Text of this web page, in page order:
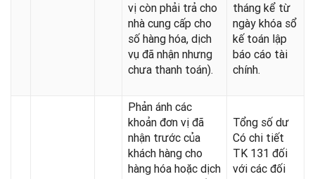
vị còn phải trả cho
nhà cung cấp cho
số hàng hóa, dịch
vụ đã nhận nhưng
chưa thanh toán).
tháng kể từ
ngày khóa sổ
kế toán lập
báo cáo tài
chính.
Phản ánh các
khoản đơn vị đã
nhận trước của
khách hàng cho
hàng hóa hoặc dịch
Tổng số dư
Có chi tiết
TK 131 đối
với các đối